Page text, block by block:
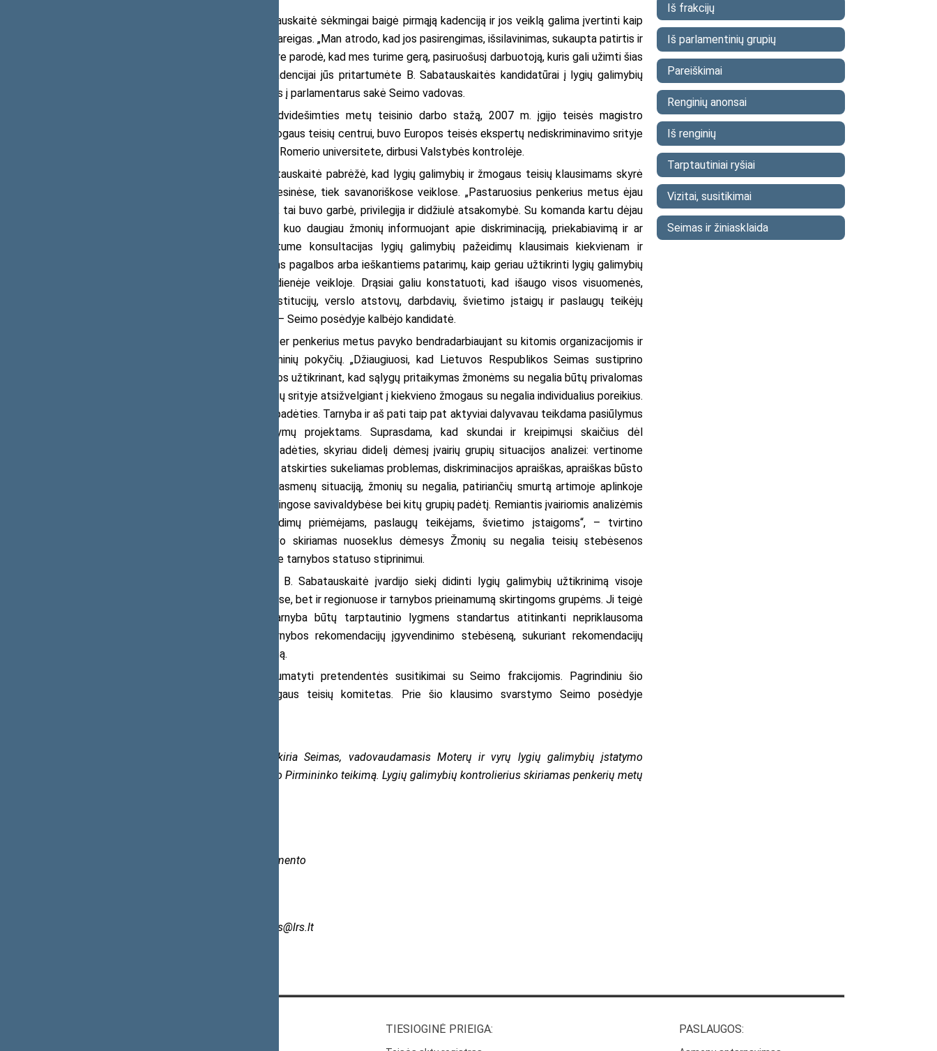
Pasak Seimo vadovo, B. Sabatauskaitė sėkmingai baigė pirmąją kadenciją ir jos veiklą galima įvertinti kaip
gerą darbą, kurį atliko užimdama šias pareigas. „Man atrodo, kad jos pasirengimas, išsilavinimas, sukaupta patirtis ir
darbas bei veikla Žmogaus teisių centre parodė, kad mes turime gerą, pasiruošusį darbuotoją, kuris gali užimti šias
pareigas. Todėl siūlau, kad antrajai kadencijai jūs pritartumėte B. Sabatauskaitės kandidatūrai į lygių galimybių
kontrolieriaus pareigas“, – kreipdamasis į parlamentarus sakė Seimo vadovas.
B. Sabatauskaitė turi beveik dvidešimties metų teisinio darbo stažą, 2007 m. įgijo teisės magistro
kvalifikacinį laipsnį, yra vadovavusi Žmogaus teisių centrui, buvo Europos teisės ekspertų nediskriminavimo srityje
tinklo eksperte, dėstytojavusi Mykolo Romerio universitete, dirbusi Valstybės kontrolėje.
Prisistatydama Seimui B. Sabatauskaitė pabrėžė, kad lygių galimybių ir žmogaus teisių klausimams skyrė
didžiąją dalį savo gyvenimo tiek profesinėse, tiek savanoriškose veiklose. „Pastaruosius penkerius metus ėjau
lygių galimybių kontrolieriaus pareigas, tai buvo garbė, privilegija ir didžiulė atsakomybė. Su komanda kartu dėjau
didžiules pastangas, kad pasiektume kuo daugiau žmonių informuojant apie diskriminaciją, priekabiavimą ir ar
seksualinį priekabiavimą, kad suteiktume konsultacijas lygių galimybių pažeidimų klausimais kiekvienam ir
kiekvienai besikreipiančiam, ieškantiems pagalbos arba ieškantiems patarimų, kaip geriau užtikrinti lygių galimybių
prevenciją ir integravimą įstaigų kasdienėje veikloje. Drąsiai galiu konstatuoti, kad išaugo visos visuomenės,
valstybės institucijų, savivaldybės institucijų, verslo atstovų, darbdavių, švietimo įstaigų ir paslaugų teikėjų
susidomėjimas lygiomis galimybėmis“, – Seimo posėdyje kalbėjo kandidatė.
B. Sabatauskaitė tvirtino, kad per penkerius metus pavyko bendradarbiaujant su kitomis organizacijomis ir
institucijomis, prisidėti ir prie įstatyminių pokyčių. „Džiaugiuosi, kad Lietuvos Respublikos Seimas sustiprino
apsaugą nuo diskriminacijos dėl negalios užtikrinant, kad sąlygų pritaikymas žmonėms su negalia būtų privalomas
tiek darbo srityje, tiek prekių ir paslaugų srityje atsižvelgiant į kiekvieno žmogaus su negalia individualius poreikius.
Uždrausta diskriminacija dėl šeiminės padėties. Tarnyba ir aš pati taip pat aktyviai dalyvavau teikdama pasiūlymus
daugybei kitų teisės aktų ir įstatymų projektams. Suprasdama, kad skundai ir kreipimųsi skaičius dėl
diskriminacijos neatskleidžia realios padėties, skyriau didelį dėmesį įvairių grupių situacijos analizei: vertinome
vyresnio amžiaus žmonių skaitmeninės atskirties sukeliamas problemas, diskriminacijos apraiškas, apraiškas būsto
nuomos rinkoje, vertinome translyčių asmenų situaciją, žmonių su negalia, patiriančių smurtą artimoje aplinkoje
pagalbos prieinamumo galimybes skirtingose savivaldybėse bei kitų grupių padėtį. Remiantis įvairiomis analizėmis
teikėme rekomendacijas tiek sprendimų priėmėjams, paslaugų teikėjams, švietimo įstaigoms“, – tvirtino
pretendentė. Ji akcentavo, kad buvo skiriamas nuoseklus dėmesys Žmonių su negalia teisių stebėsenos
komisijos nepriklausomos komisijos prie tarnybos statuso stiprinimui.
Tarp pagrindinių būsimų darbų B. Sabatauskaitė įvardijo siekį didinti lygių galimybių užtikrinimą visoje
Lietuvoje ne tik didžiuosiuose miestuose, bet ir regionuose ir tarnybos prieinamumą skirtingoms grupėms. Ji teigė
taip pat sieksianti užtikrinti, kad tarnyba būtų tarptautinio lygmens standartus atitinkanti nepriklausoma
ombudsmeno institucija, stiprinti Tarnybos rekomendacijų įgyvendinimo stebėseną, sukuriant rekomendacijų
įgyvendinimo naują stebėsenos sistemą.
Po kandidatūros pateikimo numatyti pretendentės susitikimai su Seimo frakcijomis. Pagrindiniu šio
klausimo svarstyme paskirtas Žmogaus teisių komitetas. Prie šio klausimo svarstymo Seimo posėdyje
Lygių galimybių kontrolierių skiria Seimas, vadovaudamasis Moterų ir vyrų lygių galimybių įstatymo
18 straipsniu ir atsižvelgdamas į Seimo Pirmininko teikimą. Lygių galimybių kontrolierius skiriamas penkerių metų
Informacijos ir komunikacijos departamento
rimas.rudaitis@lrs.lt
Iš frakcijų
Iš parlamentinių grupių
Pareiškimai
Renginių anonsai
Iš renginių
Tarptautiniai ryšiai
Vizitai, susitikimai
Seimas ir žiniasklaida
TIESIOGINĖ PRIEIGA: PASLAUGOS: